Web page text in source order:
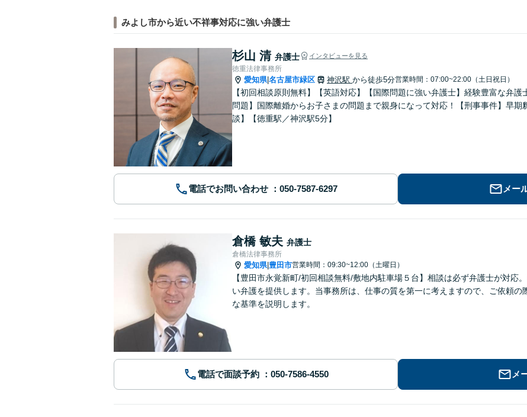
みよし市から近い不祥事対応に強い弁護士
杉山 清 弁護士 インタビューを見る
徳重法律事務所
愛知県|名古屋市緑区 神沢駅 から徒歩5分営業時間：07:00~22:00（土日祝日）
【初回相談原則無料】【英語対応】【国際問題に強い弁護士】経験豊富な弁
問題】国際離婚からお子さまの問題まで親身になって対応！【刑事事件】早
談】【徳重駅／神沢駅5分】
電話でお問い合わせ メー
倉橋 敏夫 弁護士
倉橋法律事務所
愛知県| 豊田市営業時間：09:30~12:00（土曜日）
【豊田市永覚新町/初回相談無料/敷地内駐車場５台】相談は必ず弁護士が対応
い弁護を提供します。当事務所は、仕事の質を第一に考えますので、ご依頼
な基準を説明します。
電話で面談予約 メ